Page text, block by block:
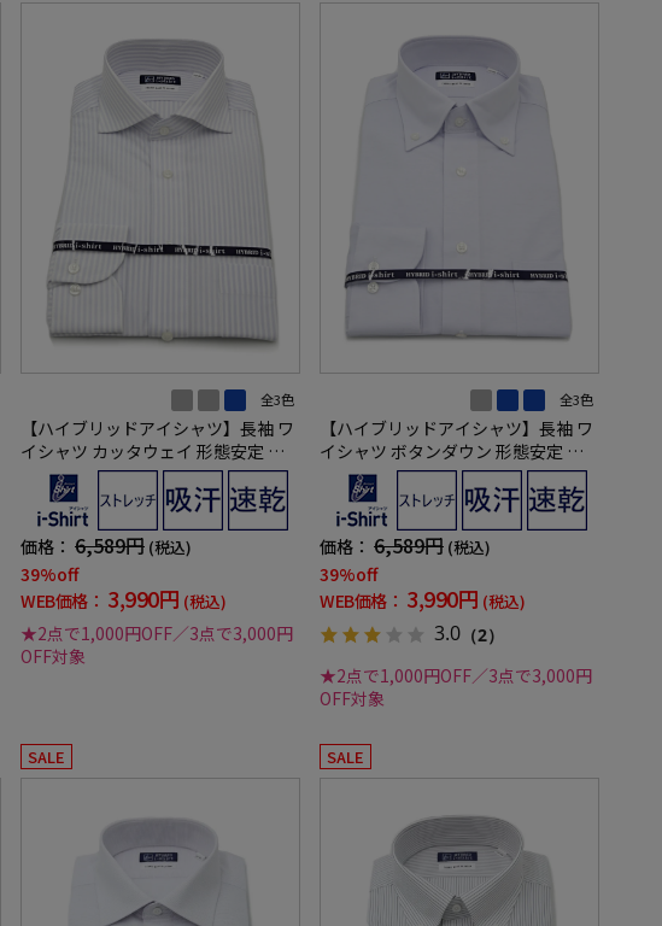
全3色
【ハイブリッドアイシャツ】長袖 ワ
イシャツ カッタウェイ 形態安定 ス
トレッチ ロンドンストライプ 通年
価格： 6,589円 (税込)
39%off
WEB価格： 3,990円 (税込)
★2点で1,000円OFF／3点で3,000円
OFF対象
全3色
【ハイブリッドアイシャツ】長袖 ワ
イシャツ ボタンダウン 形態安定 ス
トレッチ ロイヤルオックス 通年
価格： 6,589円 (税込)
39%off
WEB価格： 3,990円 (税込)
3.0 （2）
★2点で1,000円OFF／3点で3,000円
OFF対象
SALE SALE